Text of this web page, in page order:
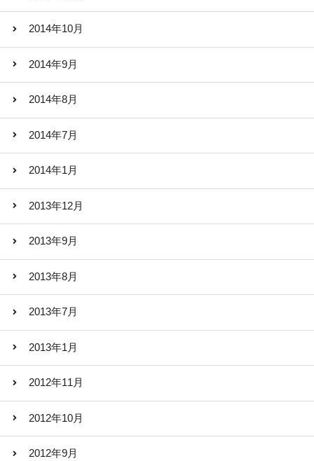
2014年10月
2014年9月
2014年8月
2014年7月
2014年1月
2013年12月
2013年9月
2013年8月
2013年7月
2013年1月
2012年11月
2012年10月
2012年9月